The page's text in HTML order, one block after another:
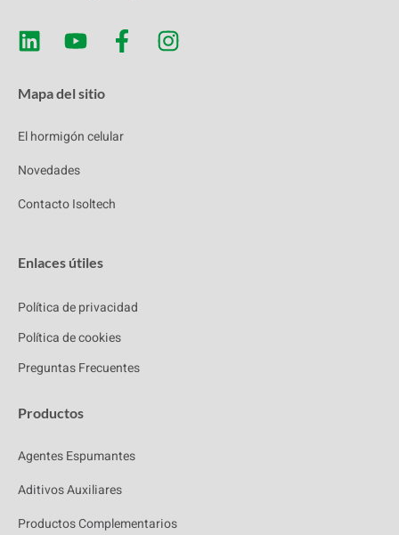
Mapa del sitio
El hormigón celular
Novedades
Contacto Isoltech
Enlaces útiles
Política de privacidad
Política de cookies
Preguntas Frecuentes
Productos
Agentes Espumantes
Aditivos Auxiliares
Productos Complementarios